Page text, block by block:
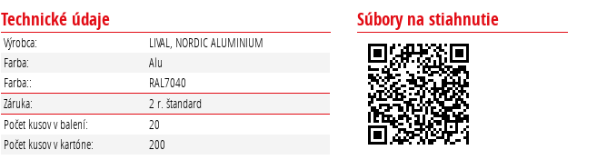
Technické údaje
Výrobca:
LIVAL, NORDIC ALUMINIUM
Farba:
Alu
Farba::
RAL7040
Záruka:
2 r. štandard
Počet kusov v balení:
20
Počet kusov v kartóne:
200
Súbory na stiahnutie